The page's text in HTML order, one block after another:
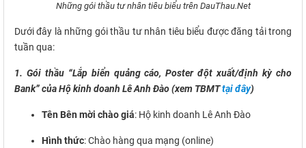
Những gói thầu tư nhân tiêu biểu trên DauThau.Net
Dưới đây là những gói thầu tư nhân tiêu biểu được đăng tải trong
tuần qua:
1. Gói thầu “Lắp biển quảng cáo, Poster đột xuất/định kỳ cho
Bank” của Hộ kinh doanh Lê Anh Đào (xem TBMTtại đây)
Tên Bên mời chào giá: Hộ kinh doanh Lê Anh Đào
Hình thức: Chào hàng qua mạng (online)